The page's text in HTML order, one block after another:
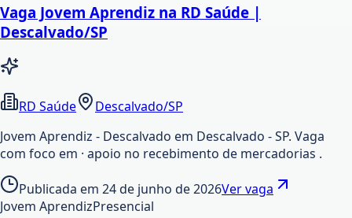
Vaga Jovem Aprendiz na RD Saúde |
Descalvado/SP
RD Saúde
Descalvado/SP
Jovem Aprendiz - Descalvado em Descalvado - SP. Vaga
com foco em · apoio no recebimento de mercadorias .
Publicada em 24 de junho de 2026Ver vaga
Jovem AprendizPresencial